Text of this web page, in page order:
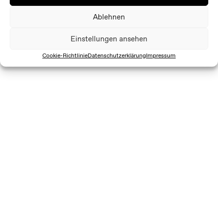
Ablehnen
Einstellungen ansehen
Cookie-RichtlinieDatenschutzerklärungImpressum